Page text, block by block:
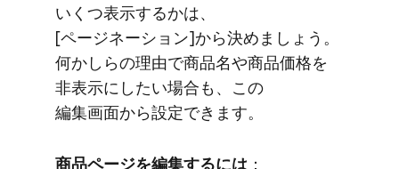
いくつ表示するかは、​
[ページネーション]から​決めましょう。​
何かしらの​理由で​商品名や​商品価格を​
非表示に​したい​場合も、​この​
編集画面から​設定できます。
商品ページを​編集するには ​：